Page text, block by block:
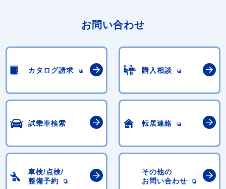
お問い合わせ
カタログ請求 購入相談
試乗車検索 転居連絡
車検/点検/
整備予約
その他の
お問い合わせ